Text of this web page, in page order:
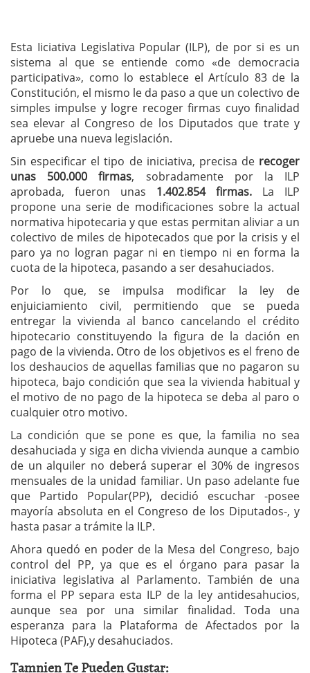
Esta Iiciativa Legislativa Popular (ILP), de por si es un
sistema al que se entiende como «de democracia
participativa», como lo establece el Artículo 83 de la
Constitución, el mismo le da paso a que un colectivo de
simples impulse y logre recoger firmas cuyo finalidad
sea elevar al Congreso de los Diputados que trate y
apruebe una nueva legislación.
Sin especificar el tipo de iniciativa, precisa de recoger
unas 500.000 firmas, sobradamente por la ILP
aprobada, fueron unas 1.402.854 firmas. La ILP
propone una serie de modificaciones sobre la actual
normativa hipotecaria y que estas permitan aliviar a un
colectivo de miles de hipotecados que por la crisis y el
paro ya no logran pagar ni en tiempo ni en forma la
cuota de la hipoteca, pasando a ser desahuciados.
Por lo que, se impulsa modificar la ley de
enjuiciamiento civil, permitiendo que se pueda
entregar la vivienda al banco cancelando el crédito
hipotecario constituyendo la figura de la dación en
pago de la vivienda. Otro de los objetivos es el freno de
los deshaucios de aquellas familias que no pagaron su
hipoteca, bajo condición que sea la vivienda habitual y
el motivo de no pago de la hipoteca se deba al paro o
cualquier otro motivo.
La condición que se pone es que, la familia no sea
desahuciada y siga en dicha vivienda aunque a cambio
de un alquiler no deberá superar el 30% de ingresos
mensuales de la unidad familiar. Un paso adelante fue
que Partido Popular(PP), decidió escuchar -posee
mayoría absoluta en el Congreso de los Diputados-, y
hasta pasar a trámite la ILP.
Ahora quedó en poder de la Mesa del Congreso, bajo
control del PP, ya que es el órgano para pasar la
iniciativa legislativa al Parlamento. También de una
forma el PP separa esta ILP de la ley antidesahucios,
aunque sea por una similar finalidad. Toda una
esperanza para la Plataforma de Afectados por la
Hipoteca (PAF),y desahuciados.
Tamnien Te Pueden Gustar: